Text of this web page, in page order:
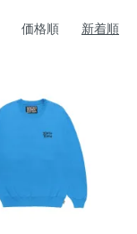
価格順 新着順